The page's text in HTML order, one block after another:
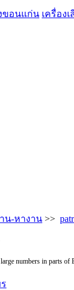
งขอนแก่น เครื่อง
น-หางาน >>
numbers in parts